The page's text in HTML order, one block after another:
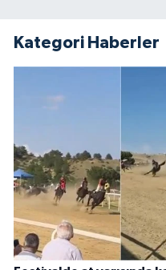
Kategori Haberler